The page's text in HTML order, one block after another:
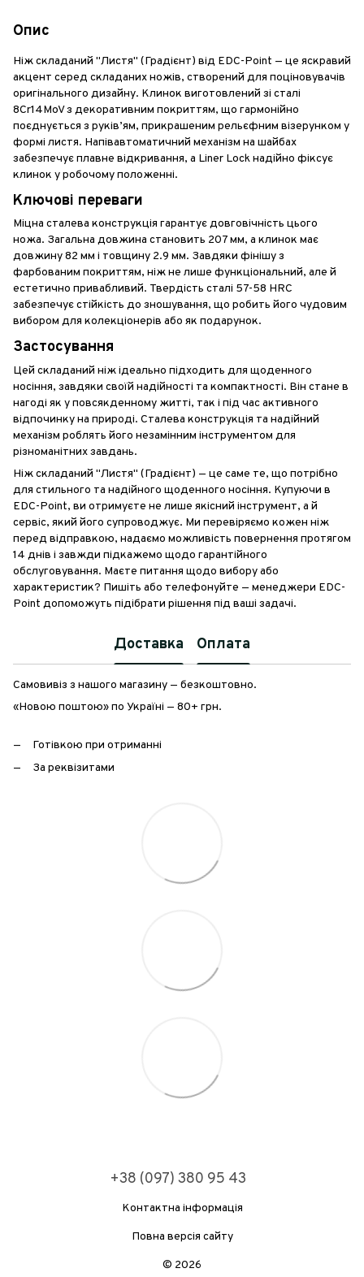
Опис
Ніж складаний "Листя" (Градієнт) від EDC-Point — це яскравий
акцент серед складаних ножів, створений для поціновувачів
оригінального дизайну. Клинок виготовлений зі сталі
8Cr14MoV з декоративним покриттям, що гармонійно
поєднується з руків’ям, прикрашеним рельєфним візерунком у
формі листя. Напівавтоматичний механізм на шайбах
забезпечує плавне відкривання, а Liner Lock надійно фіксує
клинок у робочому положенні.
Ключові переваги
Міцна сталева конструкція гарантує довговічність цього
ножа. Загальна довжина становить 207 мм, а клинок має
довжину 82 мм і товщину 2.9 мм. Завдяки фінішу з
фарбованим покриттям, ніж не лише функціональний, але й
естетично привабливий. Твердість сталі 57-58 HRC
забезпечує стійкість до зношування, що робить його чудовим
вибором для колекціонерів або як подарунок.
Застосування
Цей складаний ніж ідеально підходить для щоденного
носіння, завдяки своїй надійності та компактності. Він стане в
нагоді як у повсякденному житті, так і під час активного
відпочинку на природі. Сталева конструкція та надійний
механізм роблять його незамінним інструментом для
різноманітних завдань.
Ніж складаний "Листя" (Градієнт) — це саме те, що потрібно
для стильного та надійного щоденного носіння. Купуючи в
EDC-Point, ви отримуєте не лише якісний інструмент, а й
сервіс, який його супроводжує. Ми перевіряємо кожен ніж
перед відправкою, надаємо можливість повернення протягом
14 днів і завжди підкажемо щодо гарантійного
обслуговування. Маєте питання щодо вибору або
характеристик? Пишіть або телефонуйте — менеджери EDC-
Point допоможуть підібрати рішення під ваші задачі.
Доставка Оплата
Самовивіз з нашого магазину — безкоштовно.
«Новою поштою» по Україні — 80+ грн.
Готівкою при отриманні
За реквізитами
+38 (097) 380 95 43
Контактна інформація
Повна версія сайту
© 2026